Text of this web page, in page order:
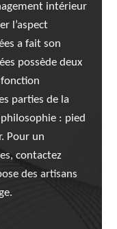
intérieur
l’aspect
a fait son
possède deux
parties de la
: pied
Pour un
contactez
des artisans